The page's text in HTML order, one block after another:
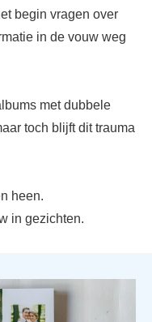
begin vragen over
in de vouw weg
met dubbele
toch blijft dit trauma
heen.
in gezichten.